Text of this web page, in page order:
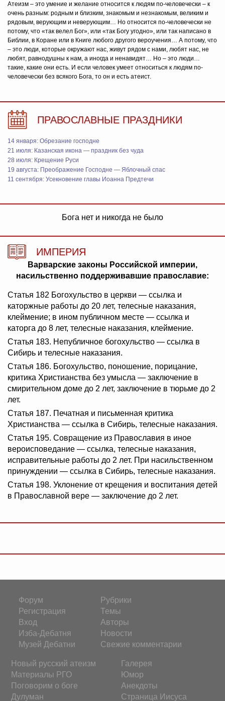
Атеизм – это умение и желание относится к людям по-человечески – к
очень разным: родным и близким, знакомым и незнакомым, великим и
рядовым, верующим и неверующим… Но относится по-человечески не
потому, что «так велел Бог», или «так Богу угодно», или так написано в
Библии, в Коране или в Книге любого другого вероучения… А потому, что
– это люди, которые окружают нас, живут рядом с нами, любят нас, не
любят, равнодушны к нам, а иногда и ненавидят… Но – это люди…
такие, какие они есть. И если человек умеет относиться к людям по-
человечески без всякого Бога, то он и есть атеист.
ПРАВОСЛАВНЫЕ ПРАЗДНИКИ
14 января: Обрезание господне
21 июля: Казанская икона — праздник без чуда
28 июля: Крещение Руси
19 августа: Преображение Господне — Яблочный спас
11 сентября: Усекновение главы Иоанна Предтечи
Бога нет и никогда не было
ИМПЕРИЯ
Варварские законы Российской империи,
насильственно поддерживавшие православие:
Статья 182 Богохульство в церкви — ссылка и
каторжные работы до 20 лет, телесные наказания,
клеймение; в ином публичном месте — ссылка и
каторга до 8 лет, телесные наказания, клеймение.
Статья 183. Непубличное богохульство — ссылка в
Сибирь и телесные наказания.
Статья 186. Богохульство, поношение, порицание,
критика Христианства без умысла — заключение в
смирительном доме до 2 лет, заключение в тюрьме до 2
лет.
Статья 187. Печатная и письменная критика
Христианства — ссылка в Сибирь, телесные наказания.
Статья 195. Совращение из Православия в иное
вероисповедание — ссылка, телесные наказания,
исправительные работы до 2 лет. При насильственном
принуждении — ссылка в Сибирь, телесные наказания.
Статья 198. Уклонение от крещения и воспитания детей
в Православной вере — заключение до 2 лет.
Форум
Регистрация
Вход
Изба-Дебатня
Музей Дебатни
Рубрики
Темы
Авторы
Новости
Свежие комментарии
Новый русский атеизм
Материалы РГО
Поговорим о боге
Дулуман
Галерея
Юмор
Анекдоты
Страница Иисуса